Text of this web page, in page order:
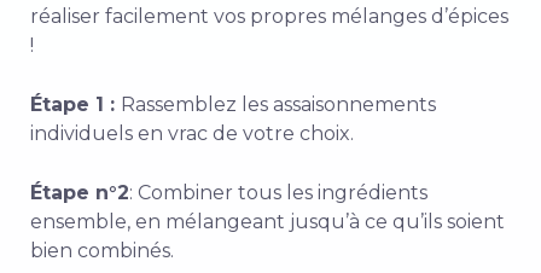
réaliser facilement vos propres mélanges d’épices
!
Étape 1 : Rassemblez les assaisonnements
individuels en vrac de votre choix.
Étape n°2: Combiner tous les ingrédients
ensemble, en mélangeant jusqu’à ce qu’ils soient
bien combinés.